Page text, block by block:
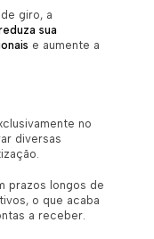
giro, a
sua
e aumente a
no
diversas
prazos longos de
o que acaba
a receber.